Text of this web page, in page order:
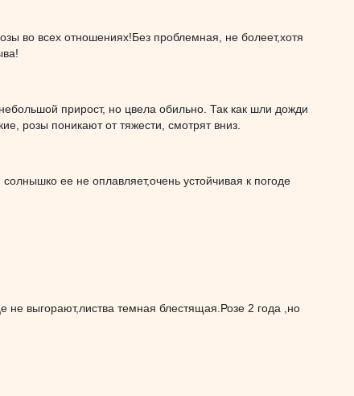
во всех отношениях!Без проблемная, не болеет,хотя
прирост, но цвела обильно. Так как шли дожди
розы поникают от тяжести, смотрят вниз.
ее не оплавляет,очень устойчивая к погоде
не выгорают,листва темная блестящая.Розе 2 года ,но